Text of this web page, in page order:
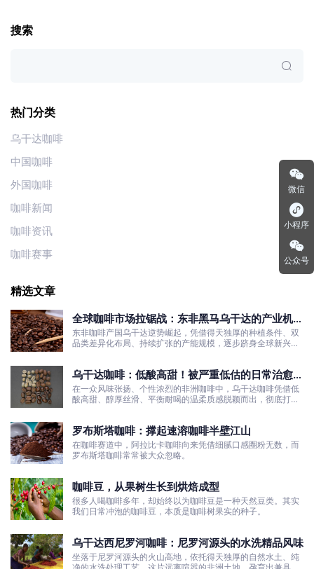
搜索
热门分类
乌干达咖啡
中国咖啡
外国咖啡
咖啡新闻
咖啡资讯
咖啡赛事
精选文章
全球咖啡市场拉锯战：东非黑马乌干达的产业机遇
与发展真相
东非咖啡产国乌干达逆势崛起，凭借得天独厚的种植条件、双
品类差异化布局、持续扩张的产能规模，逐步跻身全球新兴咖
乌干达咖啡：低酸高甜！被严重低估的日常治愈口
粮豆
在一众风味张扬、个性浓烈的非洲咖啡中，乌干达咖啡凭借低
酸高甜、醇厚丝滑、平衡耐喝的温柔质感脱颖而出，彻底打破
罗布斯塔咖啡：撑起速溶咖啡半壁江山
在咖啡赛道中，阿拉比卡咖啡向来凭借细腻口感圈粉无数，而
罗布斯塔咖啡常常被大众忽略。
咖啡豆，从果树生长到烘焙成型
很多人喝咖啡多年，却始终以为咖啡豆是一种天然豆类。其实
我们日常冲泡的咖啡豆，本质是咖啡树果实的种子。
乌干达西尼罗河咖啡：尼罗河源头的水洗精品风味
坐落于尼罗河源头的火山高地，依托得天独厚的自然水土、纯
微信
小程序
公众号